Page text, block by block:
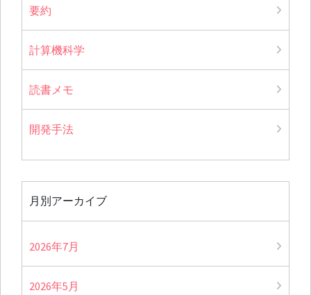
要約
計算機科学
読書メモ
開発手法
月別アーカイブ
2026年7月
2026年5月